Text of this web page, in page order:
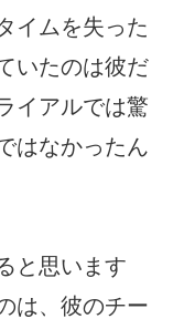
イムを失った
いたのは彼だ
イアルでは驚
はなかったん
と思います
は、彼のチー